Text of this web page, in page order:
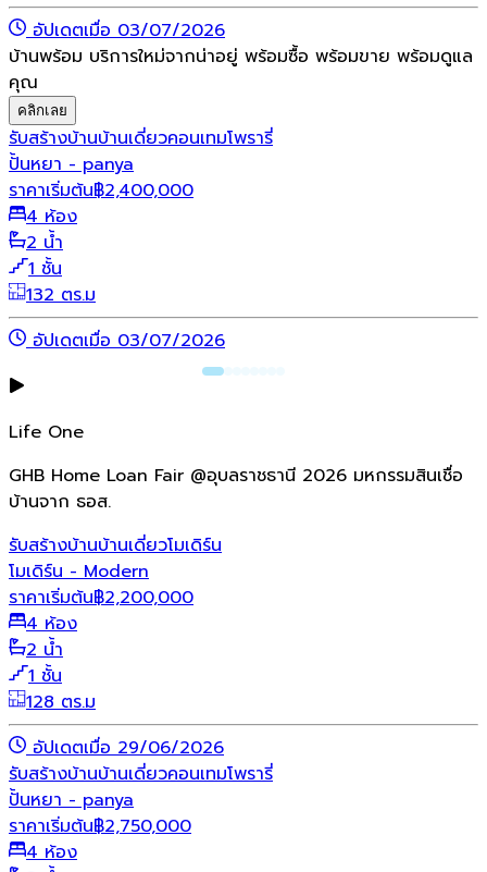
อัปเดตเมื่อ 03/07/2026
บ้านพร้อม บริการใหม่จากน่าอยู่ พร้อมซื้อ พร้อมขาย พร้อมดูแล
คุณ
คลิกเลย
รับสร้างบ้านบ้านเดี่ยวคอนเทมโพรารี่
ปั้นหยา - panya
ราคาเริ่มต้น฿2,400,000
4 ห้อง
2 น้ำ
1 ชั้น
132 ตร.ม
อัปเดตเมื่อ 03/07/2026
Life One
GHB Home Loan Fair @อุบลราชธานี 2026 มหกรรมสินเชื่อ
บ้านจาก ธอส.
รับสร้างบ้านบ้านเดี่ยวโมเดิร์น
โมเดิร์น - Modern
ราคาเริ่มต้น฿2,200,000
4 ห้อง
2 น้ำ
1 ชั้น
128 ตร.ม
อัปเดตเมื่อ 29/06/2026
รับสร้างบ้านบ้านเดี่ยวคอนเทมโพรารี่
ปั้นหยา - panya
ราคาเริ่มต้น฿2,750,000
4 ห้อง